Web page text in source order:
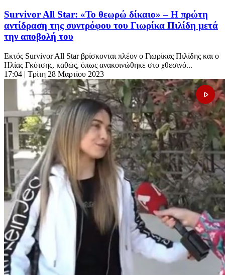
Survivor All Star: «Το θεωρώ δίκαιο» – Η πρώτη
αντίδραση της συντρόφου του Γιωρίκα Πιλίδη μετά
την αποβολή του
Εκτός Survivor All Star βρίσκονται πλέον ο Γιωρίκας Πιλίδης και ο
Ηλίας Γκότσης, καθώς, όπως ανακοινώθηκε στο χθεσινό...
17:04 | Τρίτη 28 Μαρτίου 2023